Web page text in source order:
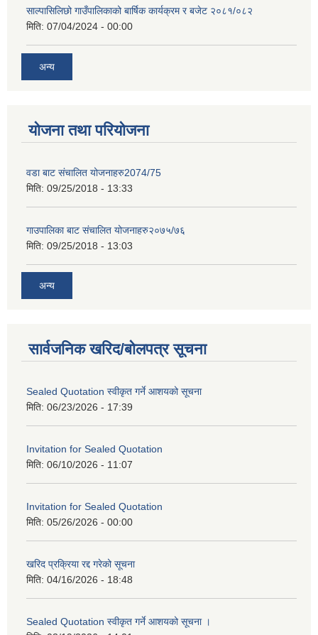
साल्पासिलिछो गाउँपालिकाको बार्षिक कार्यक्रम र बजेट २०८१/०८२
मिति: 07/04/2024 - 00:00
अन्य
योजना तथा परियोजना
वडा बाट संचालित योजनाहरु2074/75
मिति: 09/25/2018 - 13:33
गाउपालिका बाट संचालित योजनाहरु२०७५/७६
मिति: 09/25/2018 - 13:03
अन्य
सार्वजनिक खरिद/बोलपत्र सूचना
Sealed Quotation स्वीकृत गर्ने आशयको सूचना
मिति: 06/23/2026 - 17:39
Invitation for Sealed Quotation
मिति: 06/10/2026 - 11:07
Invitation for Sealed Quotation
मिति: 05/26/2026 - 00:00
खरिद प्रक्रिया रद्द गरेको सूचना
मिति: 04/16/2026 - 18:48
Sealed Quotation स्वीकृत गर्ने आशयको सूचना ।